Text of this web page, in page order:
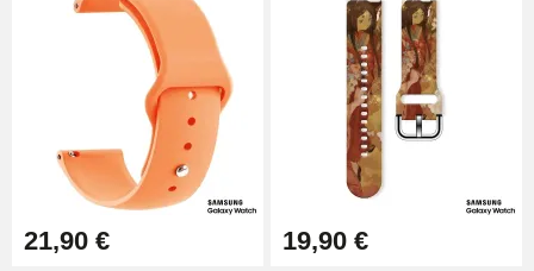
9,90 €
Kit Horlogerie Débutant
26,90 €
Marteau Horloger pour Goupille
21,90 € 19,90 €